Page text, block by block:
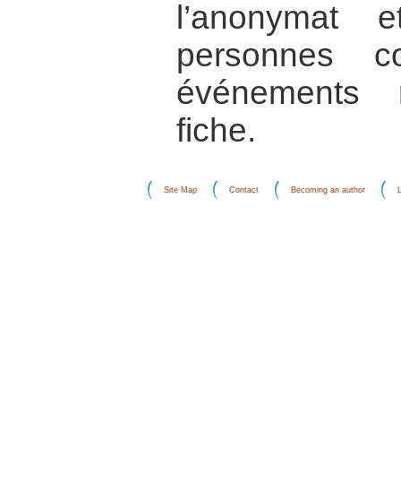
personnes
fiche.
Site Map Contact Becoming an author